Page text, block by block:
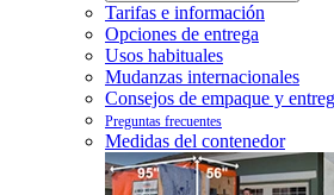
Tarifas e información
Opciones de entrega
Usos habituales
Mudanzas internacionales
Consejos de empaque y
Preguntas frecuentes
Medidas del contenedor